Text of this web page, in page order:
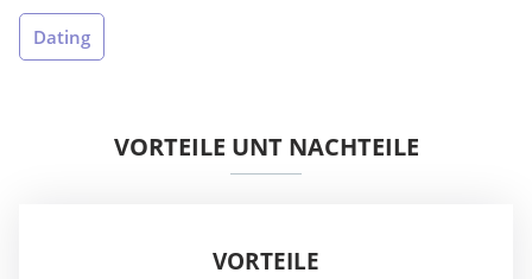
Dating
VORTEILE UNT NACHTEILE
VORTEILE